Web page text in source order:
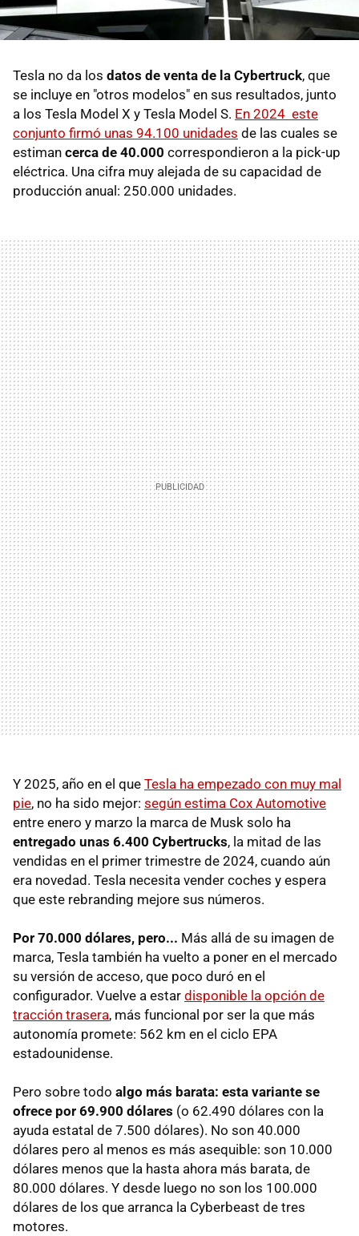
Tesla no da los datos de venta de la Cybertruck, que
se incluye en "otros modelos" en sus resultados, junto
a los Tesla Model X y Tesla Model S. En 2024 este
conjunto firmó unas 94.100 unidades de las cuales se
estiman cerca de 40.000 correspondieron a la pick-up
eléctrica. Una cifra muy alejada de su capacidad de
producción anual: 250.000 unidades.
Y 2025, año en el que Tesla ha empezado con muy mal
pie, no ha sido mejor: según estima Cox Automotive
entre enero y marzo la marca de Musk solo ha
entregado unas 6.400 Cybertrucks, la mitad de las
vendidas en el primer trimestre de 2024, cuando aún
era novedad. Tesla necesita vender coches y espera
que este rebranding mejore sus números.
Por 70.000 dólares, pero... Más allá de su imagen de
marca, Tesla también ha vuelto a poner en el mercado
su versión de acceso, que poco duró en el
configurador. Vuelve a estar disponible la opción de
tracción trasera, más funcional por ser la que más
autonomía promete: 562 km en el ciclo EPA
estadounidense.
Pero sobre todo algo más barata: esta variante se
ofrece por 69.900 dólares (o 62.490 dólares con la
ayuda estatal de 7.500 dólares). No son 40.000
dólares pero al menos es más asequible: son 10.000
dólares menos que la hasta ahora más barata, de
80.000 dólares. Y desde luego no son los 100.000
dólares de los que arranca la Cyberbeast de tres
motores.